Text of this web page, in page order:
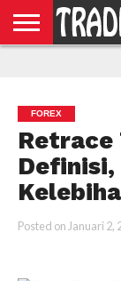
FOREX
Retrace
Posted on Januari 2,